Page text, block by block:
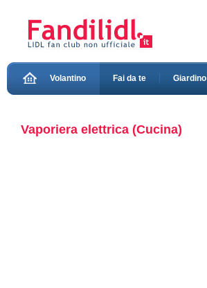
Volantino Fai da te Giardino
Vaporiera elettrica (Cucina)